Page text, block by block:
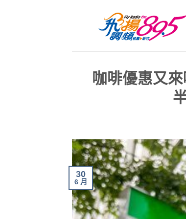
咖啡優惠又
30
6 月